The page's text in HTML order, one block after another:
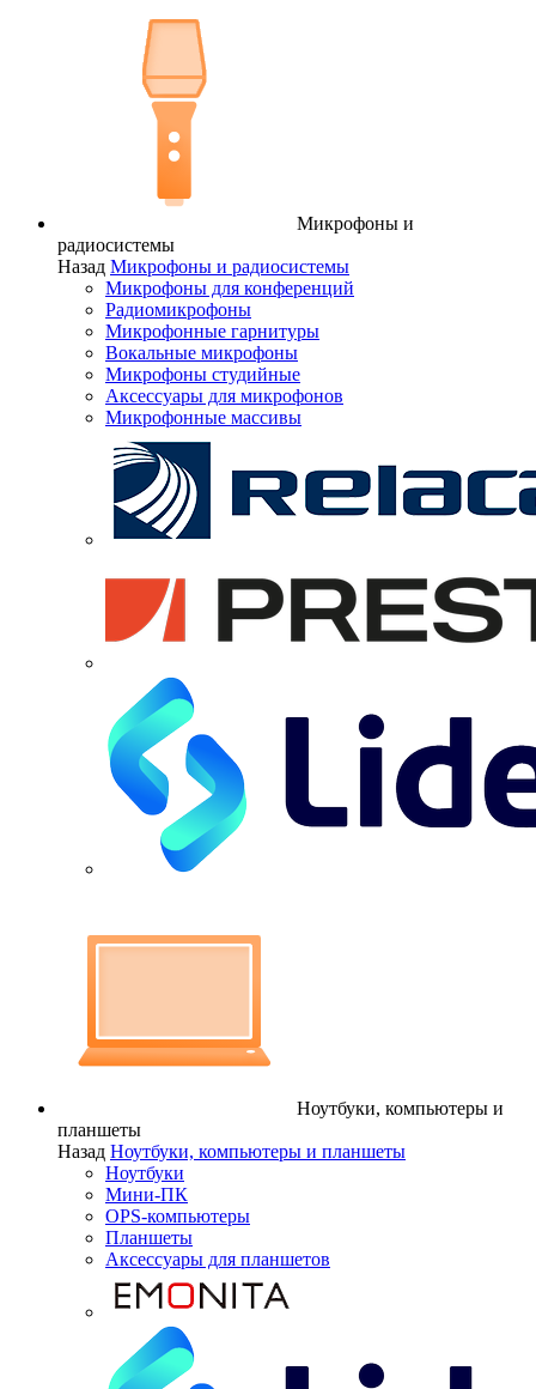
Микрофоны и
радиосистемы
Назад Микрофоны и радиосистемы
Микрофоны для конференций
Радиомикрофоны
Микрофонные гарнитуры
Вокальные микрофоны
Микрофоны студийные
Аксессуары для микрофонов
Микрофонные массивы
Ноутбуки, компьютеры и
планшеты
Назад Ноутбуки, компьютеры и планшеты
Ноутбуки
Мини-ПК
OPS-компьютеры
Планшеты
Аксессуары для планшетов